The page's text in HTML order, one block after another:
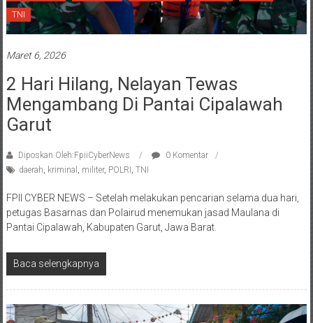
TNI
Maret 6, 2026
2 Hari Hilang, Nelayan Tewas
Mengambang Di Pantai Cipalawah
Garut
Diposkan Oleh:FpiiCyberNews
0 Komentar
daerah kriminal militer, POLRI TNI
FPII CYBER NEWS – Setelah melakukan pencarian selama dua hari,
petugas Basarnas dan Polairud menemukan jasad Maulana di
Pantai Cipalawah, Kabupaten Garut, Jawa Barat.
Baca selengkapnya